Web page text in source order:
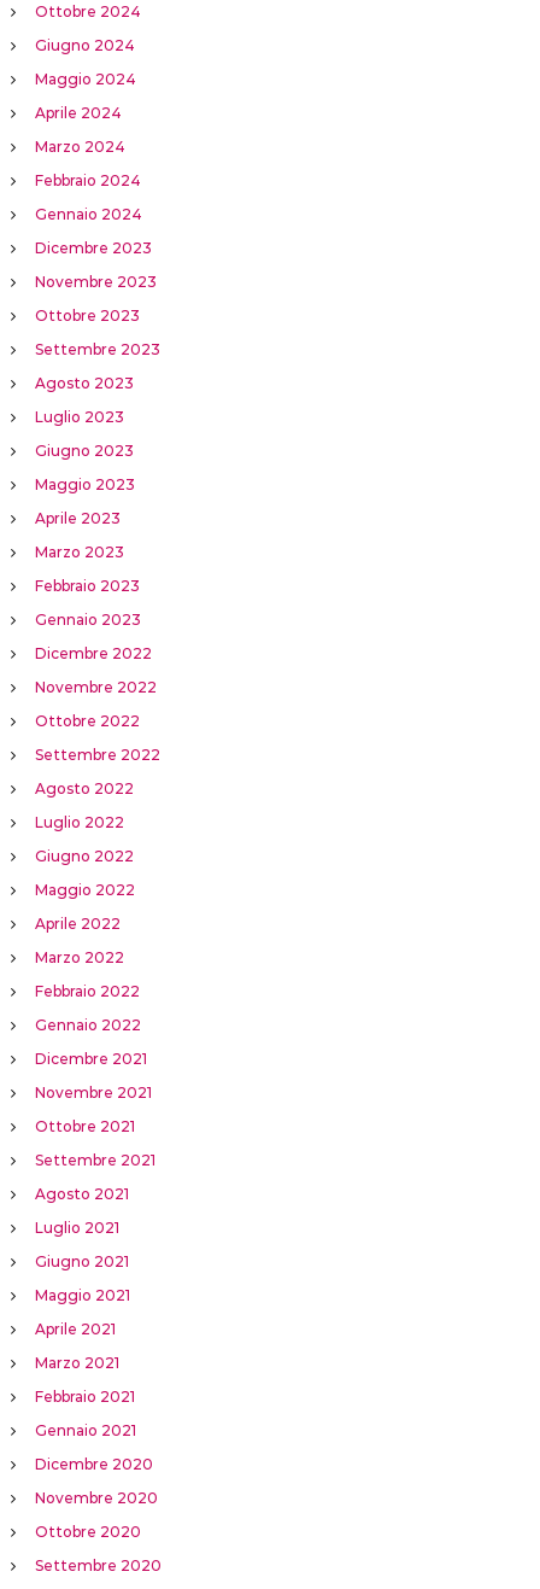
Ottobre 2024
Giugno 2024
Maggio 2024
Aprile 2024
Marzo 2024
Febbraio 2024
Gennaio 2024
Dicembre 2023
Novembre 2023
Ottobre 2023
Settembre 2023
Agosto 2023
Luglio 2023
Giugno 2023
Maggio 2023
Aprile 2023
Marzo 2023
Febbraio 2023
Gennaio 2023
Dicembre 2022
Novembre 2022
Ottobre 2022
Settembre 2022
Agosto 2022
Luglio 2022
Giugno 2022
Maggio 2022
Aprile 2022
Marzo 2022
Febbraio 2022
Gennaio 2022
Dicembre 2021
Novembre 2021
Ottobre 2021
Settembre 2021
Agosto 2021
Luglio 2021
Giugno 2021
Maggio 2021
Aprile 2021
Marzo 2021
Febbraio 2021
Gennaio 2021
Dicembre 2020
Novembre 2020
Ottobre 2020
Settembre 2020